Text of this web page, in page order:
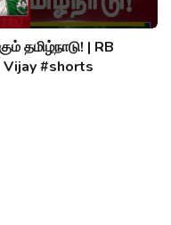
தமிழ்நாடு! | RB
Vijay #shorts